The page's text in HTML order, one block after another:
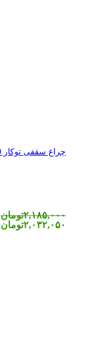
چراغ سقفی توکار 30 وات COB رفلکتوردار یزدنور
۲,۱۸۵,۰۰۰تومان
۲,۰۳۲,۰۵۰تومان